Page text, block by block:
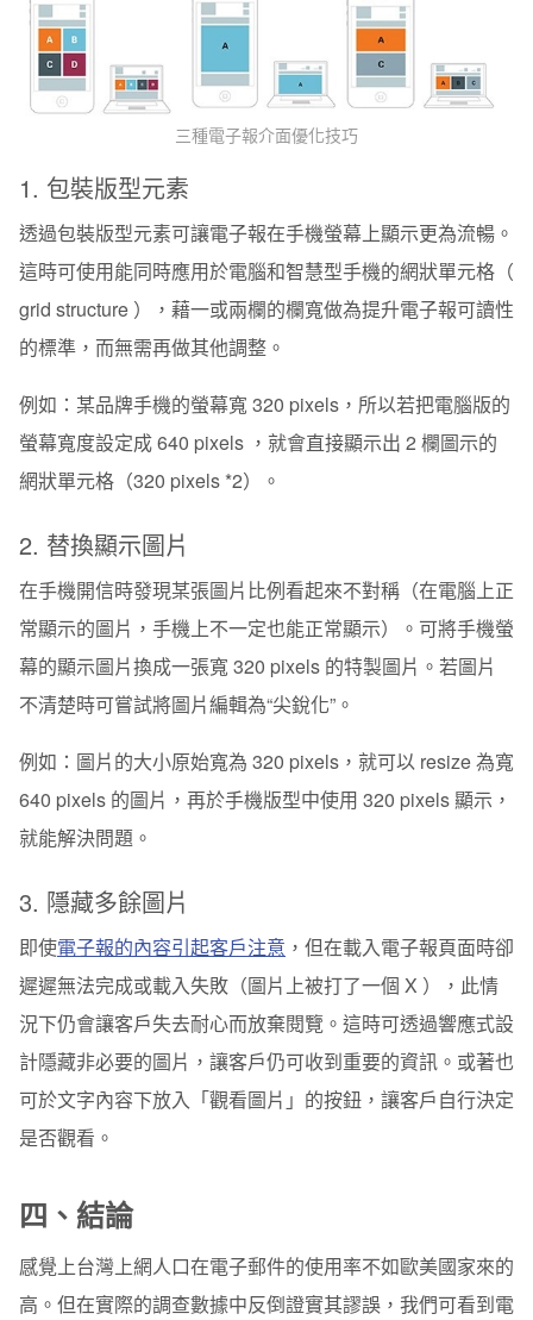
三種電子報介面優化技巧
1. 包裝版型元素
透過包裝版型元素可讓電子報在手機螢幕上顯示更為流暢。
這時可使用能同時應用於電腦和智慧型手機的網狀單元格（
grid structure ），藉一或兩欄的欄寬做為提升電子報可讀性
的標準，而無需再做其他調整。
例如：某品牌手機的螢幕寬 320 pixels，所以若把電腦版的
螢幕寬度設定成 640 pixels ，就會直接顯示出 2 欄圖示的
網狀單元格（320 pixels *2）。
2. 替換顯示圖片
在手機開信時發現某張圖片比例看起來不對稱（在電腦上正
常顯示的圖片，手機上不一定也能正常顯示）。可將手機螢
幕的顯示圖片換成一張寬 320 pixels 的特製圖片。若圖片
不清楚時可嘗試將圖片編輯為“尖銳化”。
例如：圖片的大小原始寬為 320 pixels，就可以 resize 為寬
640 pixels 的圖片，再於手機版型中使用 320 pixels 顯示，
就能解決問題。
3. 隱藏多餘圖片
即使電子報的內容引起客戶注意 ，但在載入電子報頁面時卻
遲遲無法完成或載入失敗（圖片上被打了一個 X ），此情
況下仍會讓客戶失去耐心而放棄閱覽。這時可透過響應式設
計隱藏非必要的圖片，讓客戶仍可收到重要的資訊。或著也
可於文字內容下放入「觀看圖片」的按鈕，讓客戶自行決定
是否觀看。
四、 結論
感覺上台灣上網人口在電子郵件的使用率不如歐美國家來的
高。但在實際的調查數據中反倒證實其謬誤，我們可看到電